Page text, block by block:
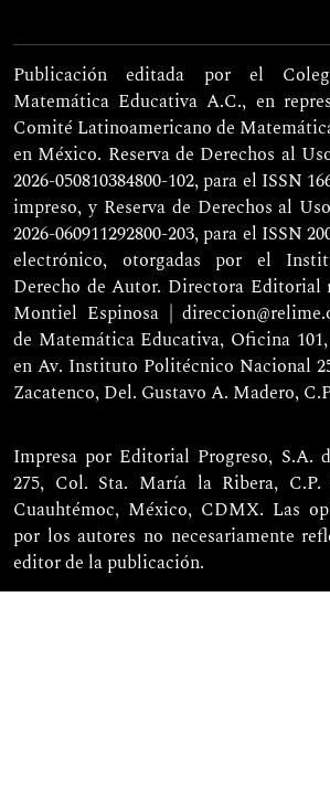
Publicación editada por el
Matemática Educativa A.C., en
Comité Latinoamericano de
en México. Reserva de Derechos al
2026-050810384800-102, para el ISSN
impreso, y Reserva de Derechos al
2026-060911292800-203, para el ISSN
electrónico, otorgadas por el
Derecho de Autor. Directora Editorial
Montiel Espinosa |
de Matemática Educativa, Oficina
en Av. Instituto Politécnico Nacional
Zacatenco, Del. Gustavo A. Madero,
Impresa por Editorial Progreso, S.A.
275, Col. Sta. María la Ribera, C.P.
Cuauhtémoc, México, CDMX. Las
por los autores no necesariamente
editor de la publicación.